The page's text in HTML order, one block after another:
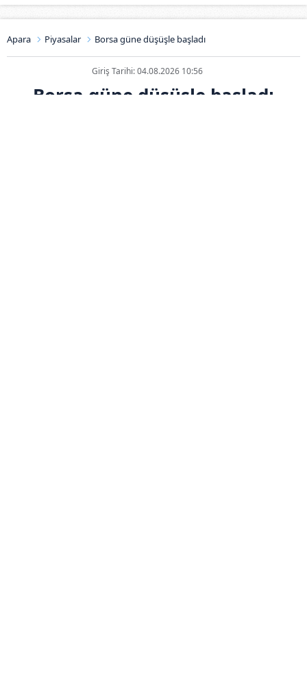
Apara Piyasalar Borsa güne düşüşle başladı
Giriş Tarihi: 04.08.2026 10:56
Borsa güne düşüşle başladı